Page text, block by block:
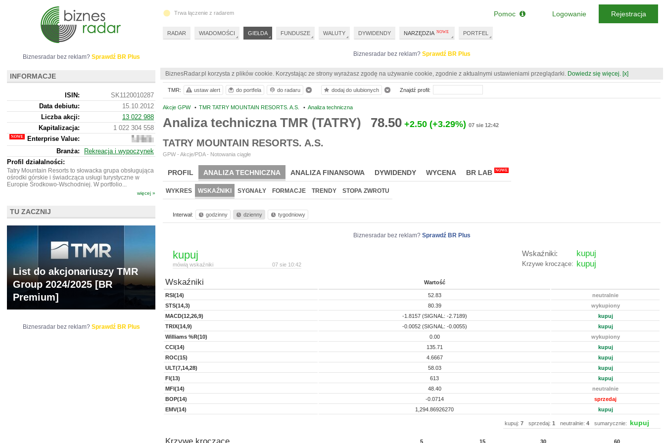
Biznesradar bez reklam? Sprawdź BR Plus
BiznesRadar.pl korzysta z plików cookie. Korzystając ze strony wyrażasz zgodę na używanie cookie, zgodnie z aktualnymi ustawieniami przeglądarki. Dowiedz się więcej. [x]
Akcje GPW • TMR TATRY MOUNTAIN RESORTS. A.S. • Analiza techniczna
Analiza techniczna TMR (TATRY) 78.50 +2.50 (+3.29%) 07 sie 12:42
TATRY MOUNTAIN RESORTS. A.S.
GPW - Akcje/PDA - Notowania ciągłe
PROFIL ANALIZA TECHNICZNA ANALIZA FINANSOWA DYWIDENDY WYCENA BR LAB NOWE
WYKRES WSKAŹNIKI SYGNAŁY FORMACJE TRENDY STOPA ZWROTU
Interwał: godzinny dzienny tygodniowy
Biznesradar bez reklam? Sprawdź BR Plus
kupuj
07 sie 10:42
mówią wskaźniki
kupuj
Wskaźniki:
kupuj
Krzywe kroczące:
Wskaźniki Wartość
RSI(14) 52.83
neutralnie
STS(14,3)
80.39
wykupiony
MACD(12,26,9)
-1.8157 (SIGNAL: -2.7189)
kupuj
TRIX(14,9)
-0.0052 (SIGNAL: -0.0055)
kupuj
Williams %R(10)
0.00
wykupiony
CCI(14)
135.71
kupuj
ROC(15)
4.6667
kupuj
ULT(7,14,28)
58.03
kupuj
FI(13)
613
kupuj
MFI(14)
48.40
neutralnie
BOP(14)
-0.0714
sprzedaj
EMV(14)
1,294.86926270 kupuj
kupuj: 7 sprzedaj: 1 neutralnie: 4 sumarycznie: kupuj
5 15 30 60
TMR: ustaw alert do portfela do radaru dodaj do ulubionych Znajdź profil:
Biznesradar bez reklam? Sprawdź BR Plus
INFORMACJE
ISIN:
SK1120010287
Data debiutu:
15.10.2012
Liczba akcji:
13 022 988
Kapitalizacja:
1 022 304 558
Enterprise Value:
2
396
349
Branża:
Rekreacja i wypoczynek
Profil działalności:
Tatry Mountain Resorts to słowacka grupa obsługująca
ośrodki górskie i świadcząca usługi turystyczne w
Europie Środkowo-Wschodniej. W portfolio...
więcej »
TU ZACZNIJ
List do akcjonariuszy TMR
Group 2024/2025 [BR
Premium]
Biznesradar bez reklam? Sprawdź BR Plus
Trwa łączenie z radarem
RADAR WIADOMOŚCI GIEŁDA FUNDUSZE WALUTY DYWIDENDY NARZĘDZIA PORTFEL
Pomoc Logowanie Rejestracja